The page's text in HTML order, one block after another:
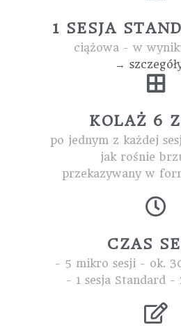
1 SESJA
ciążowa - w
→
KOLAŻ 6
po jednym z każdej
jak rośnie
przekazywany w
CZAS
- 5 mikro sesji - ok.
- 1 sesja Standard -